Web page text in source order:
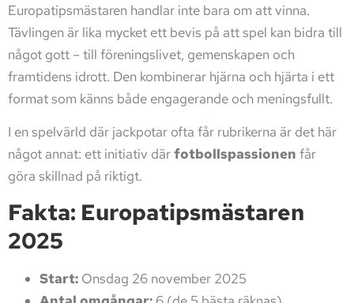
Europatipsmästaren handlar inte bara om att vinna.
Tävlingen är lika mycket ett bevis på att spel kan bidra till
något gott – till föreningslivet, gemenskapen och
framtidens idrott. Den kombinerar hjärna och hjärta i ett
format som känns både engagerande och meningsfullt.
I en spelvärld där jackpotar ofta får rubrikerna är det här
något annat: ett initiativ därfotbollspassionen får
göra skillnad på riktigt.
Fakta: Europatipsmästaren
2025
Start: Onsdag 26 november 2025